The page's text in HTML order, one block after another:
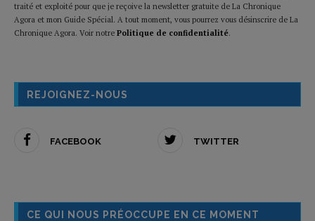
traité et exploité pour que je reçoive la newsletter gratuite de La Chronique
Agora et mon Guide Spécial. A tout moment, vous pourrez vous désinscrire de La
Chronique Agora. Voir notre Politique de confidentialité.
REJOIGNEZ-NOUS
FACEBOOK TWITTER
CE QUI NOUS PRÉOCCUPE EN CE MOMENT